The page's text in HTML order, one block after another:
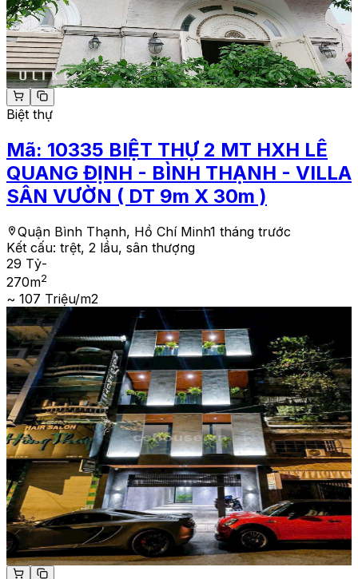
Biệt thự
Mã: 10335 BIỆT THỰ 2 MT HXH LÊ
QUANG ĐỊNH - BÌNH THẠNH - VILLA
SÂN VƯỜN ( DT 9m X 30m )
Quận Bình Thạnh, Hồ Chí Minh1 tháng trước
Kết cấu: trệt, 2 lầu, sân thượng
29 Tỷ-
270m2
~ 107 Triệu/m2